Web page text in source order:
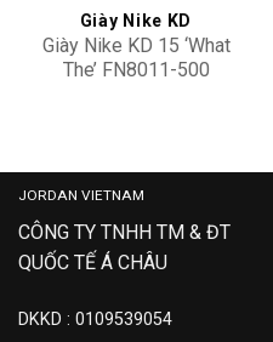
Giày Nike KD
Giày Nike KD 15 ‘What
The’ FN8011-500
JORDAN VIETNAM
CÔNG TY TNHH TM & ĐT
QUỐC TẾ Á CHÂU
DKKD : 0109539054